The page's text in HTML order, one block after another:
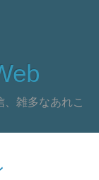
雑多なあれこ